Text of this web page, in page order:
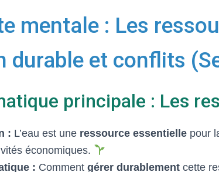
mentale : Les
durable et conflits
principale : Les
: L’eau est une ressource essentielle pour
économiques.
: Comment gérer durablement cette